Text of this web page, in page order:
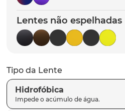
Lentes não espelhadas
Tipo da Lente
Hidrofóbica
7º latch
8º gasket
9º parafusos